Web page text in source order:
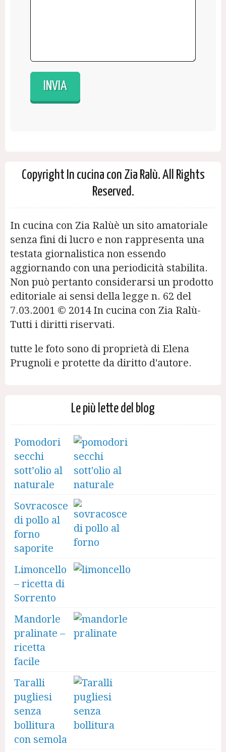
Copyright In cucina con Zia Ralù. All Rights
Reserved.
In cucina con Zia Ralùè un sito amatoriale
senza fini di lucro e non rappresenta una
testata giornalistica non essendo
aggiornando con una periodicità stabilita.
Non può pertanto considerarsi un prodotto
editoriale ai sensi della legge n. 62 del
7.03.2001 © 2014 In cucina con Zia Ralù-
Tutti i diritti riservati.
tutte le foto sono di proprietà di Elena
Prugnoli e protette da diritto d'autore.
Le più lette del blog
Pomodori
secchi
sott’olio al
naturale
Sovracosce
di pollo al
forno
saporite
Limoncello
– ricetta di
Sorrento
Mandorle
pralinate –
ricetta
facile
Taralli
pugliesi
senza
bollitura
con semola